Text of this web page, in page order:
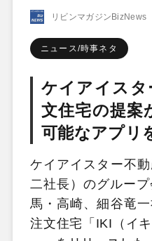
リビンマガジンBizNews
ニュース/時事ネタ
ケイアイス
文住宅の提案
可能なアプリ
ケイアイスター不
二社長）のグルー
馬・高崎、細谷竜
注文住宅「IKI（イ